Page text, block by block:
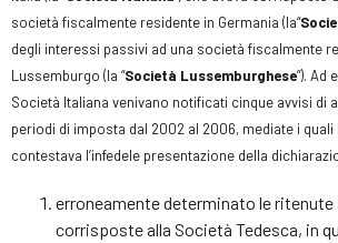
società fiscalmente residente in Germania (la“
degli interessi passivi ad una società fiscalmente
Lussemburgo (la “Società Lussemburghese”). Ad
Società Italiana venivano notificati cinque avvisi di
periodi di imposta dal 2002 al 2006, mediate i quali
contestava l’infedele presentazione della
erroneamente determinato le ritenute
corrisposte alla Società Tedesca, in